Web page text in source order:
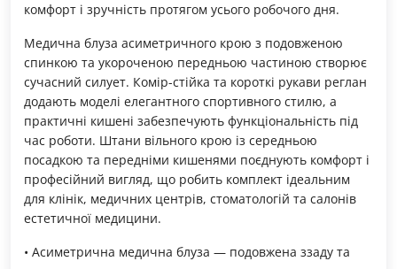
комфорт і зручність протягом усього робочого дня.
Медична блуза асиметричного крою з подовженою
спинкою та укороченою передньою частиною створює
сучасний силует. Комір-стійка та короткі рукави реглан
додають моделі елегантного спортивного стилю, а
практичні кишені забезпечують функціональність під
час роботи. Штани вільного крою із середньою
посадкою та передніми кишенями поєднують комфорт і
професійний вигляд, що робить комплект ідеальним
для клінік, медичних центрів, стоматологій та салонів
естетичної медицини.
• Асиметрична медична блуза — подовжена ззаду та